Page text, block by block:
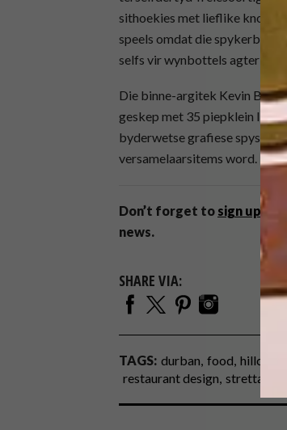
sithoekies met lieflike knoop-
speels omdat die
selfs vir wynbottels agter die
Die binne-argitek Kevin Boyd
geskep met 35 piepklein
byderwetse grafiese
versamelaarsitems word. |
Don’t forget to sign up to
news.
SHARE VIA:
TAGS: durban food hillcrest
restaurant design stretta